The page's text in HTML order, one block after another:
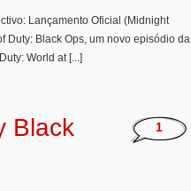
Lançamento Oficial (Midnight
Duty: Black Ops, um novo episódio da
World at [...]
Black
1